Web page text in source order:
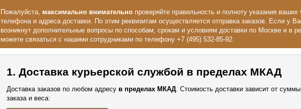
Пожалуйста, максимально внимательно проверяйте правильность и полноту указания
телефона и адреса доставки. По этим реквизитам осуществляется отправка заказов. Если у
возникнут дополнительные вопросы по способам, срокам и условиям доставки по Москве и в
можете связаться с нашими сотрудниками по телефону +7 (495) 532-85-92.
1. Доставка курьерской службой в пределах МКАД
Доставка заказов по любом адресу в пределах МКАД. Стоимость доставки зависит от
заказа и веса: